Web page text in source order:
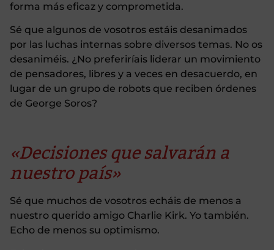
forma más eficaz y comprometida.
Sé que algunos de vosotros estáis desanimados
por las luchas internas sobre diversos temas. No os
desaniméis. ¿No preferiríais liderar un movimiento
de pensadores, libres y a veces en desacuerdo, en
lugar de un grupo de robots que reciben órdenes
de George Soros?
«Decisiones que salvarán a
nuestro país»
Sé que muchos de vosotros echáis de menos a
nuestro querido amigo Charlie Kirk. Yo también.
Echo de menos su optimismo.